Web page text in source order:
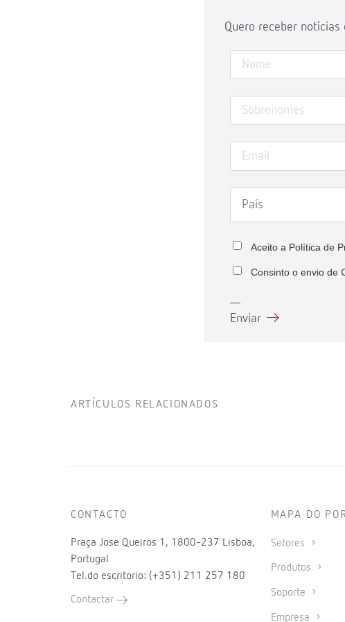
Quero receber notícias
Aceito a Política de
Consinto o envio de
Enviar
ARTÍCULOS RELACIONADOS
CONTACTO
Praça Jose Queiros 1, 1800-237 Lisboa,
Portugal
Tel.do escritorio: (+351) 211 257 180
Contactar
MAPA DO
Setores
Produtos
Soporte
Empresa